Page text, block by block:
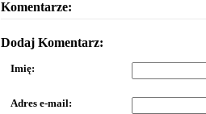
Komentarze:
Dodaj Komentarz:
Imię:
Adres e-mail: